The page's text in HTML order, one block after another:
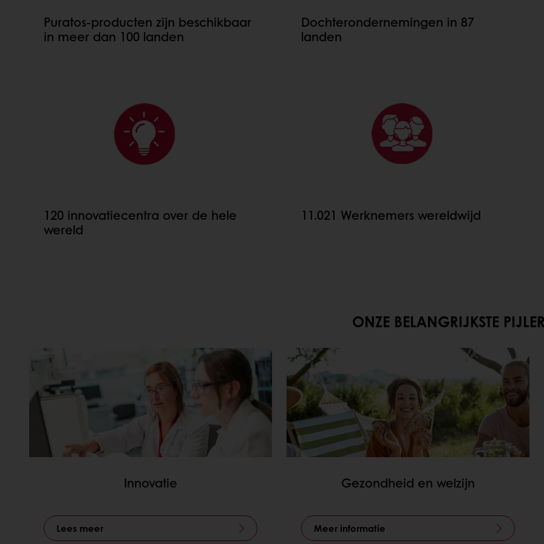
Puratos-producten zijn beschikbaar
in meer dan 100 landen
Dochterondernemingen in 87
landen
120 innovatiecentra over de hele
wereld
11.021 Werknemers wereldwijd
ONZE BELANGRIJKSTE
Innovatie
Lees meer
Gezondheid en welzijn
Meer informatie